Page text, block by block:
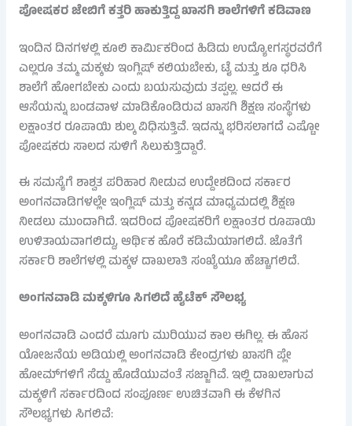
ಪೋಷಕರ ಜೇಬಿಗೆ ಕತ್ತರಿ ಹಾಕುತ್ತಿದ್ದ ಖಾಸಗಿ ಶಾಲೆಗಳಿಗೆ ಕಡಿವಾಣ
ಇಂದಿನ ದಿನಗಳಲ್ಲಿ ಕೂಲಿ ಕಾರ್ಮಿಕರಿಂದ ಹಿಡಿದು ಉದ್ಯೋಗಸ್ಥರವರೆಗೆ
ಎಲ್ಲರೂ ತಮ್ಮ ಮಕ್ಕಳು ಇಂಗ್ಲಿಷ್ ಕಲಿಯಬೇಕು, ಟೈ ಮತ್ತು ಶೂ ಧರಿಸಿ
ಶಾಲೆಗೆ ಹೋಗಬೇಕು ಎಂದು ಬಯಸುವುದು ತಪ್ಪಲ್ಲ. ಆದರೆ ಈ
ಆಸೆಯನ್ನು ಬಂಡವಾಳ ಮಾಡಿಕೊಂಡಿರುವ ಖಾಸಗಿ ಶಿಕ್ಷಣ ಸಂಸ್ಥೆಗಳು
ಲಕ್ಷಾಂತರ ರೂಪಾಯಿ ಶುಲ್ಕ ವಿಧಿಸುತ್ತಿವೆ. ಇದನ್ನು ಭರಿಸಲಾಗದೆ ಎಷ್ಟೋ
ಪೋಷಕರು ಸಾಲದ ಸುಳಿಗೆ ಸಿಲುಕುತ್ತಿದ್ದಾರೆ.
ಈ ಸಮಸ್ಯೆಗೆ ಶಾಶ್ವತ ಪರಿಹಾರ ನೀಡುವ ಉದ್ದೇಶದಿಂದ ಸರ್ಕಾರ
ಅಂಗನವಾಡಿಗಳಲ್ಲೇ ಇಂಗ್ಲಿಷ್ ಮತ್ತು ಕನ್ನಡ ಮಾಧ್ಯಮದಲ್ಲಿ ಶಿಕ್ಷಣ
ನೀಡಲು ಮುಂದಾಗಿದೆ. ಇದರಿಂದ ಪೋಷಕರಿಗೆ ಲಕ್ಷಾಂತರ ರೂಪಾಯಿ
ಉಳಿತಾಯವಾಗಲಿದ್ದು, ಆರ್ಥಿಕ ಹೊರೆ ಕಡಿಮೆಯಾಗಲಿದೆ. ಜೊತೆಗೆ
ಸರ್ಕಾರಿ ಶಾಲೆಗಳಲ್ಲಿ ಮಕ್ಕಳ ದಾಖಲಾತಿ ಸಂಖ್ಯೆಯೂ ಹೆಚ್ಚಾಗಲಿದೆ.
ಅಂಗನವಾಡಿ ಮಕ್ಕಳಿಗೂ ಸಿಗಲಿದೆ ಹೈಟೆಕ್ ಸೌಲಭ್ಯ
ಅಂಗನವಾಡಿ ಎಂದರೆ ಮೂಗು ಮುರಿಯುವ ಕಾಲ ಈಗಿಲ್ಲ. ಈ ಹೊಸ
ಯೋಜನೆಯ ಅಡಿಯಲ್ಲಿ ಅಂಗನವಾಡಿ ಕೇಂದ್ರಗಳು ಖಾಸಗಿ ಪ್ಲೇ
ಹೋಮ್‌ಗಳಿಗೆ ಸೆಡ್ಡು ಹೊಡೆಯುವಂತೆ ಸಜ್ಜಾಗಿವೆ. ಇಲ್ಲಿ ದಾಖಲಾಗುವ
ಮಕ್ಕಳಿಗೆ ಸರ್ಕಾರದಿಂದ ಸಂಪೂರ್ಣ ಉಚಿತವಾಗಿ ಈ ಕೆಳಗಿನ
ಸೌಲಭ್ಯಗಳು ಸಿಗಲಿವೆ: